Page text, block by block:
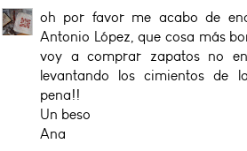
oh por favor me acabo de
Antonio López, que cosa más
voy a comprar zapatos no
levantando los cimientos de
pena!!
Un beso
Ana